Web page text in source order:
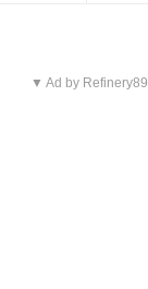
▼ Ad by Refinery89